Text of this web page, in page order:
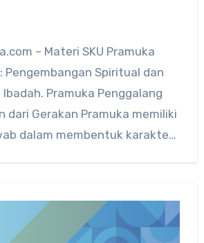
– Materi SKU Pramuka
Pengembangan Spiritual dan
Pramuka Penggalang
dari Gerakan Pramuka memiliki
dalam membentuk karakter